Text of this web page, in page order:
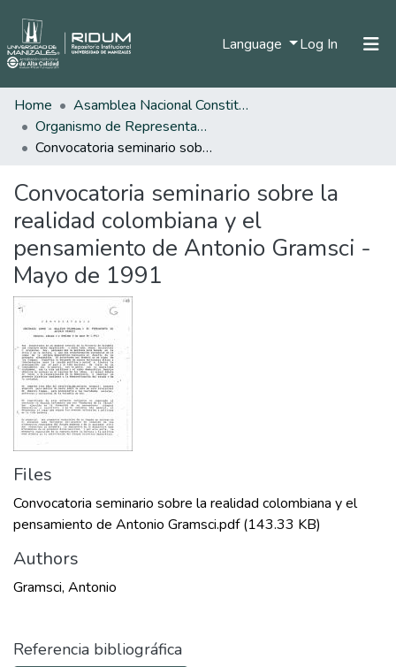
Language Log In (current)
Home
Asamblea Nacional Constituyente
Organismo de Representantes Constituyente
Convocatoria seminario sobre la realidad colombiana y el pensamiento de Antonio Gramsci - Mayo de 1991
Convocatoria seminario sobre la
realidad colombiana y el
pensamiento de Antonio Gramsci -
Mayo de 1991
Files
Convocatoria seminario sobre la realidad colombiana y el
pensamiento de Antonio Gramsci.pdf(143.33 KB)
Authors
Gramsci, Antonio
Referencia bibliográfica